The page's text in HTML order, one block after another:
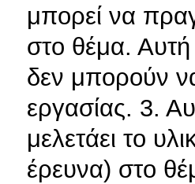
μπορεί να
στο θέμα. Αυτή
δεν μπορούν
εργασίας. 3.
μελετάει το
έρευνα) στο